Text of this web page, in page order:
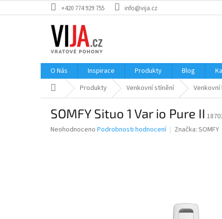
na
+420 774 929 755 info@vija.cz
O Nás Inspirace Produkty Blog
Domů Produkty Venkovní stínění
SOMFY Situo 1 Var io Pure II
Průměrné
Neohodnoceno Podrobnosti hodnocení Značka: SOMFY